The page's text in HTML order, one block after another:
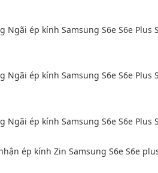
ép kính Zin Samsung S6e S6e